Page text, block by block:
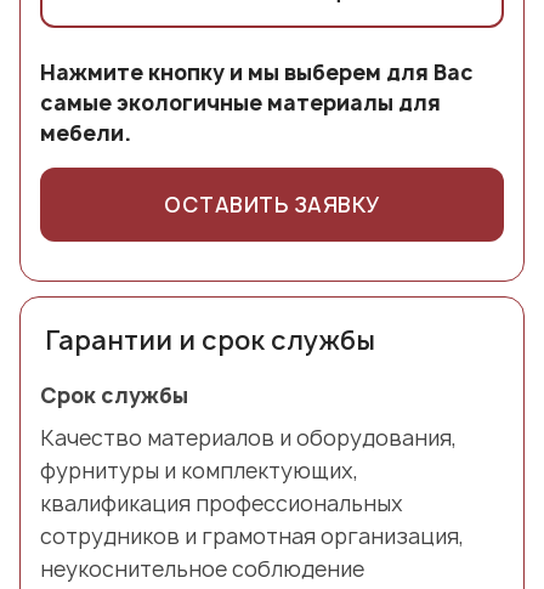
Нажмите кнопку и мы выберем для Вас
самые экологичные материалы для
мебели.
ОСТАВИТЬ ЗАЯВКУ
Гарантии и срок службы
Срок службы
Качество материалов и оборудования,
фурнитуры и комплектующих,
квалификация профессиональных
сотрудников и грамотная организация,
неукоснительное соблюдение